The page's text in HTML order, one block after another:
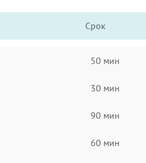
Срок
50 мин
30 мин
90 мин
60 мин